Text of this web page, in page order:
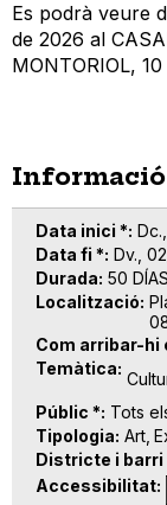
Es podrà veure
de 2026 al
MONTORIOL,
Data inici *
Data fi * Dv.,
Durada 50 DÍAS
Localització
Com arribar-hi
Temàtica
Públic * Tots
Tipologia Art
Districte i barri
Accessibilitat